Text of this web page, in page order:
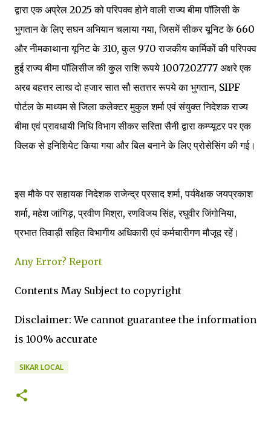
द्वारा एक अप्रेल 2025 को परिपक्व होने वाली राज्य बीमा पॉलिसी के
भुगतान के लिए सघन अभियान चलाया गया, जिसमें सीकर यूनिट के 660
और नीमकाथाना यूनिट के 310, कुल 970 राजकीय कार्मिकों की परिपक्व
हुई राज्य बीमा पॉलिसीज की कुल राशि रूपये 1007202777 अक्षरे एक
अरब बहत्तर लाख दो हजार सात सौ सतत्तर रूपये का भुगतान, SIPF
पोर्टल के माध्यम से जिला कलेक्टर मुकुल शर्मा एवं संयुक्त निदेशक राज्य
बीमा एवं प्रावधायी निधि विभाग सीकर सरिता सैनी द्वारा कम्प्यूटर पर एक
क्लिक से इनिशियेट किया गया और बिल बनाने के लिए प्रोसेसिंग की गई।
इस मौके पर सहायक निदेशक राजेन्द्र प्रसाद शर्मा, पर्यवेक्षक जयप्रकाश
शर्मा, महेश जांगिड़, प्रवीण मिश्रा, रणविजय सिंह, रघुवीर जिंगोनिया,
प्रभात तिवाड़ी सहित विभागीय अधिकारी एवं कर्मचारीगण मौजूद रहें।
Any Error? Report
Contents May Subject to copyright
Disclaimer: We cannot guarantee the information
is 100% accurate
SIKAR LOCAL